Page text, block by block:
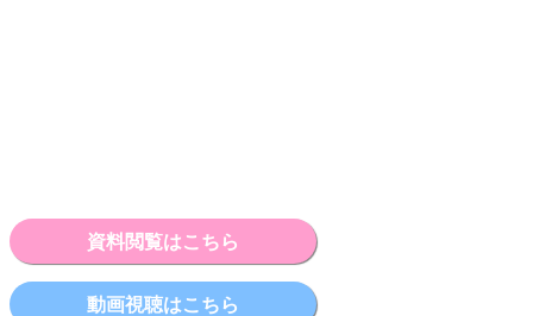
資料閲覧はこちら
動画視聴はこちら